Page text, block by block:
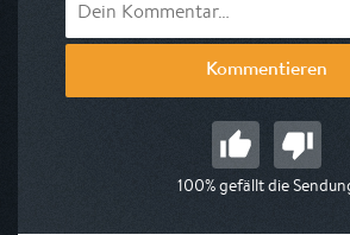
Kommentieren
100% gefällt die